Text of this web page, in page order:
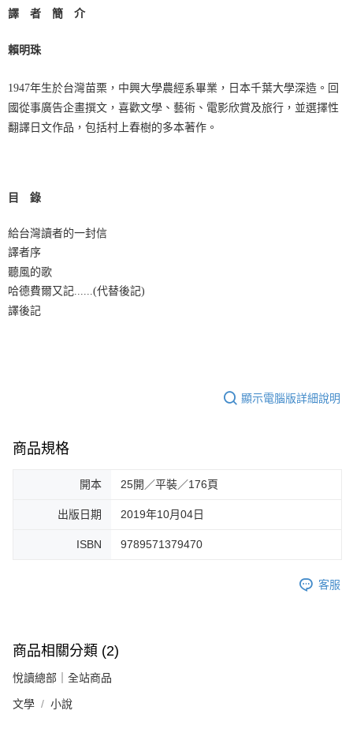
譯 者 簡 介
賴明珠
1947年生於台灣苗栗，中興大學農經系畢業，日本千葉大學深造。回
國從事廣告企畫撰文，喜歡文學、藝術、電影欣賞及旅行，並選擇性
翻譯日文作品，包括村上春樹的多本著作。
目 錄
給台灣讀者的一封信
譯者序
聽風的歌
哈德費爾又記......(代替後記)
譯後記
顯示電腦版詳細說明
商品規格
開本 25開／平裝／176頁
出版日期 2019年10月04日
ISBN 9789571379470
客服
商品相關分類 (2)
悅讀總部｜全站商品
文學 小說